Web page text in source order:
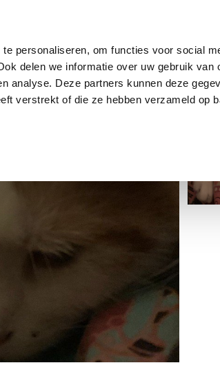
personaliseren, om functies voor social
delen we informatie over uw gebruik van
analyse. Deze partners kunnen deze
verstrekt of die ze hebben verzameld op